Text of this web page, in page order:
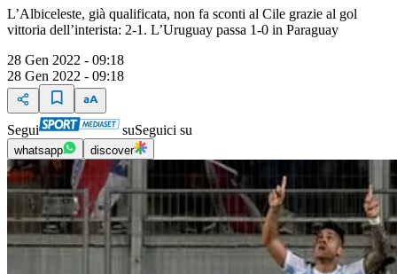
L’Albiceleste, già qualificata, non fa sconti al Cile grazie al gol
vittoria dell’interista: 2-1. L’Uruguay passa 1-0 in Paraguay
28 Gen 2022 - 09:18
28 Gen 2022 - 09:18
Segui suSeguici su
whatsapp discover